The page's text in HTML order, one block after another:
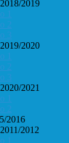
2019
1
2
3
2020
1
2
3
2021
1
2
2016
2012
1